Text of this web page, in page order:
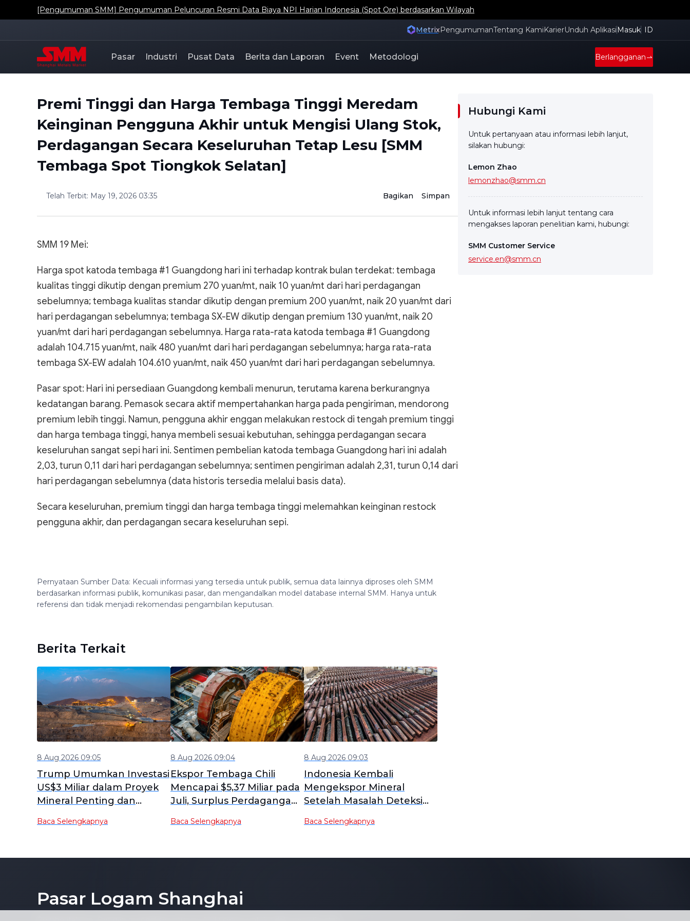
[Pengumuman SMM] Pengumuman Peluncuran Resmi Data Biaya NPI Harian Indonesia (Spot Ore) berdasarkan Wilayah
MetrixPengumumanTentang KamiKarierUnduh Aplikasi Masuk ID
Pasar Industri Pusat Data Berita dan Laporan Event Metodologi Berlangganan
Premi Tinggi dan Harga Tembaga Tinggi Meredam
Keinginan Pengguna Akhir untuk Mengisi Ulang Stok,
Perdagangan Secara Keseluruhan Tetap Lesu [SMM
Tembaga Spot Tiongkok Selatan]
Telah Terbit: May 19, 2026 03:35 Bagikan Simpan
SMM 19 Mei:
Harga spot katoda tembaga #1 Guangdong hari ini terhadap kontrak bulan terdekat: tembaga
kualitas tinggi dikutip dengan premium 270 yuan/mt, naik 10 yuan/mt dari hari perdagangan
sebelumnya; tembaga kualitas standar dikutip dengan premium 200 yuan/mt, naik 20 yuan/mt dari
hari perdagangan sebelumnya; tembaga SX-EW dikutip dengan premium 130 yuan/mt, naik 20
yuan/mt dari hari perdagangan sebelumnya. Harga rata-rata katoda tembaga #1 Guangdong
adalah 104.715 yuan/mt, naik 480 yuan/mt dari hari perdagangan sebelumnya; harga rata-rata
tembaga SX-EW adalah 104.610 yuan/mt, naik 450 yuan/mt dari hari perdagangan sebelumnya.
Pasar spot: Hari ini persediaan Guangdong kembali menurun, terutama karena berkurangnya
kedatangan barang. Pemasok secara aktif mempertahankan harga pada pengiriman, mendorong
premium lebih tinggi. Namun, pengguna akhir enggan melakukan restock di tengah premium tinggi
dan harga tembaga tinggi, hanya membeli sesuai kebutuhan, sehingga perdagangan secara
keseluruhan sangat sepi hari ini. Sentimen pembelian katoda tembaga Guangdong hari ini adalah
2,03, turun 0,11 dari hari perdagangan sebelumnya; sentimen pengiriman adalah 2,31, turun 0,14 dari
hari perdagangan sebelumnya (data historis tersedia melalui basis data).
Secara keseluruhan, premium tinggi dan harga tembaga tinggi melemahkan keinginan restock
pengguna akhir, dan perdagangan secara keseluruhan sepi.
Pernyataan Sumber Data: Kecuali informasi yang tersedia untuk publik, semua data lainnya diproses oleh SMM
berdasarkan informasi publik, komunikasi pasar, dan mengandalkan model database internal SMM. Hanya untuk
referensi dan tidak menjadi rekomendasi pengambilan keputusan.
Berita Terkait
8 Aug 2026 09:05
Trump Umumkan Investasi
US$3 Miliar dalam Proyek
Mineral Penting dan
Nasional AS
Baca Selengkapnya
8 Aug 2026 09:04
Ekspor Tembaga Chili
Mencapai $5,37 Miliar pada
Juli, Surplus Perdagangan
Baca Selengkapnya
8 Aug 2026 09:03
Indonesia Kembali
Mengekspor Mineral
Setelah Masalah Deteksi
Teratasi
Baca Selengkapnya
Hubungi Kami
Untuk pertanyaan atau informasi lebih lanjut,
silakan hubungi:
Lemon Zhao
lemonzhao@smm.cn
Untuk informasi lebih lanjut tentang cara
mengakses laporan penelitian kami, hubungi:
SMM Customer Service
service.en@smm.cn
Pasar Logam Shanghai